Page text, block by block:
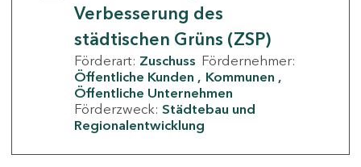
Verbesserung des
städtischen Grüns (ZSP)
Förderart: Zuschuss Fördernehmer:
Öffentliche Kunden
Kommunen
Öffentliche Unternehmen
Förderzweck: Städtebau und
Regionalentwicklung